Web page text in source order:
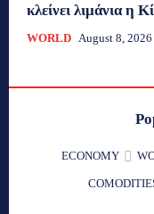
κλείνει λιμάνια η
WORLD August 8, 2026
ECONOMY